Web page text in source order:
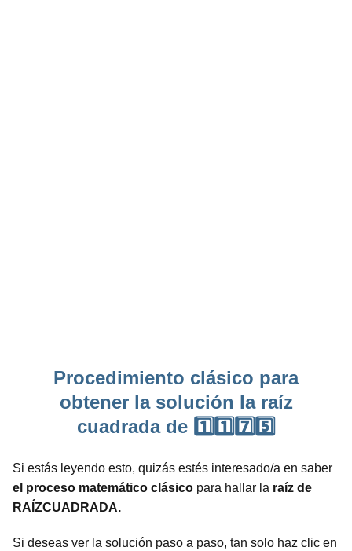
Procedimiento clásico para
obtener la solución la raíz
cuadrada de 1️⃣1️⃣7️⃣5️⃣
Si estás leyendo esto, quizás estés interesado/a en saber
el proceso matemático clásico para hallar la raíz de
RAÍZCUADRADA.
Si deseas ver la solución paso a paso, tan solo haz clic en